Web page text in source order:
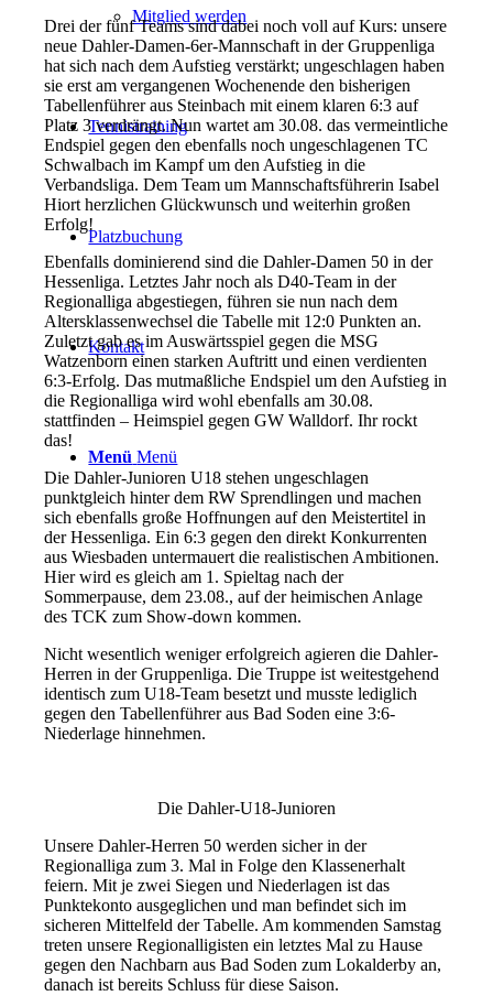
Mitglied werden
Tennistraining
Platzbuchung
Kontakt
Menü Menü
Drei der fünf Teams sind dabei noch voll auf Kurs: unsere
neue Dahler-Damen-6er-Mannschaft in der Gruppenliga
hat sich nach dem Aufstieg verstärkt; ungeschlagen haben
sie erst am vergangenen Wochenende den bisherigen
Tabellenführer aus Steinbach mit einem klaren 6:3 auf
Platz 3 verdrängt. Nun wartet am 30.08. das vermeintliche
Endspiel gegen den ebenfalls noch ungeschlagenen TC
Schwalbach im Kampf um den Aufstieg in die
Verbandsliga. Dem Team um Mannschaftsführerin Isabel
Hiort herzlichen Glückwunsch und weiterhin großen
Erfolg!
Ebenfalls dominierend sind die Dahler-Damen 50 in der
Hessenliga. Letztes Jahr noch als D40-Team in der
Regionalliga abgestiegen, führen sie nun nach dem
Altersklassenwechsel die Tabelle mit 12:0 Punkten an.
Zuletzt gab es im Auswärtsspiel gegen die MSG
Watzenborn einen starken Auftritt und einen verdienten
6:3-Erfolg. Das mutmaßliche Endspiel um den Aufstieg in
die Regionalliga wird wohl ebenfalls am 30.08.
stattfinden – Heimspiel gegen GW Walldorf. Ihr rockt
das!
Die Dahler-Junioren U18 stehen ungeschlagen
punktgleich hinter dem RW Sprendlingen und machen
sich ebenfalls große Hoffnungen auf den Meistertitel in
der Hessenliga. Ein 6:3 gegen den direkt Konkurrenten
aus Wiesbaden untermauert die realistischen Ambitionen.
Hier wird es gleich am 1. Spieltag nach der
Sommerpause, dem 23.08., auf der heimischen Anlage
des TCK zum Show-down kommen.
Nicht wesentlich weniger erfolgreich agieren die Dahler-
Herren in der Gruppenliga. Die Truppe ist weitestgehend
identisch zum U18-Team besetzt und musste lediglich
gegen den Tabellenführer aus Bad Soden eine 3:6-
Niederlage hinnehmen.
Die Dahler-U18-Junioren
Unsere Dahler-Herren 50 werden sicher in der
Regionalliga zum 3. Mal in Folge den Klassenerhalt
feiern. Mit je zwei Siegen und Niederlagen ist das
Punktekonto ausgeglichen und man befindet sich im
sicheren Mittelfeld der Tabelle. Am kommenden Samstag
treten unsere Regionalligisten ein letztes Mal zu Hause
gegen den Nachbarn aus Bad Soden zum Lokalderby an,
danach ist bereits Schluss für diese Saison.